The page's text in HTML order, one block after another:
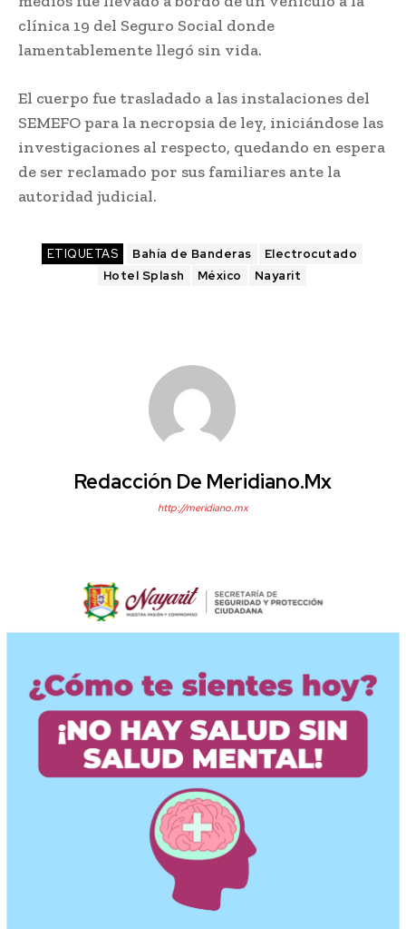
clínica 19 del Seguro Social donde
lamentablemente llegó sin vida.
El cuerpo fue trasladado a las instalaciones del
SEMEFO para la necropsia de ley, iniciándose las
investigaciones al respecto, quedando en espera
de ser reclamado por sus familiares ante la
autoridad judicial.
ETIQUETAS Bahía de Banderas
Electrocutado
Hotel Splash
México Nayarit
Redacción De Meridiano.mx
http://meridiano.mx